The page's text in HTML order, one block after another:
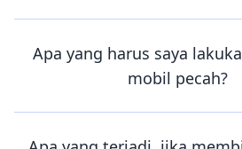
Apa yang harus saya
mobil pecah?